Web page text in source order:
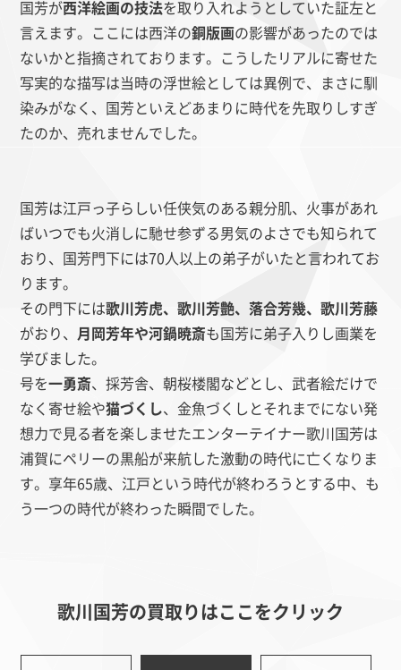
国芳が西洋絵画の技法を取り入れようとしていた証左と
言えます。ここには西洋の銅版画の影響があったのでは
ないかと指摘されております。こうしたリアルに寄せた
写実的な描写は当時の浮世絵としては異例で、まさに馴
染みがなく、国芳といえどあまりに時代を先取りしすぎ
たのか、売れませんでした。
国芳は江戸っ子らしい任侠気のある親分肌、火事があれ
ばいつでも火消しに馳せ参ずる男気のよさでも知られて
おり、国芳門下には70人以上の弟子がいたと言われてお
ります。
その門下には歌川芳虎、歌川芳艶、落合芳幾、歌川芳藤
がおり、 月岡芳年や河鍋暁斎も国芳に弟子入りし画業を
学びました。
号を一勇斎、採芳舎、朝桜楼閣などとし、武者絵だけで
なく寄せ絵や猫づくし、金魚づくしとそれまでにない発
想力で見る者を楽しませたエンターテイナー歌川国芳は
浦賀にペリーの黒船が来航した激動の時代に亡くなりま
す。享年65歳、江戸という時代が終わろうとする中、も
う一つの時代が終わった瞬間でした。
歌川国芳の買取りはここをクリック